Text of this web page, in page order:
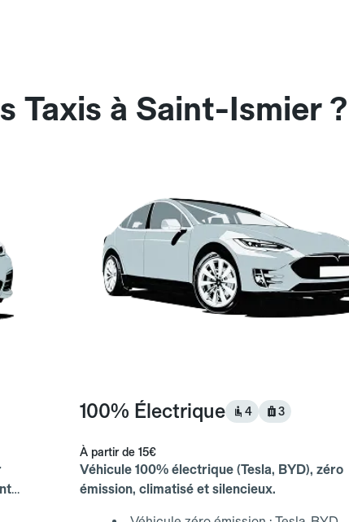
Taxis à Saint-Ismier ?
100% Électrique 4 3
À partir de 15€
Véhicule 100% électrique (Tesla, BYD), zéro
émission, climatisé et silencieux.